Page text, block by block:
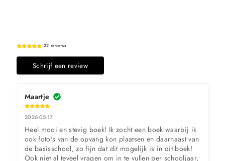
22 reviews
Schrijf een review
Maartje
2026-05-17
Heel mooi en stevig boek! Ik zocht een boek waarbij ik
ook foto's van de opvang kon plaatsen en daarnaast van
de basisschool, zo fijn dat dit mogelijk is in dit boek!
Ook niet al teveel vragen om in te vullen per schooljaar,